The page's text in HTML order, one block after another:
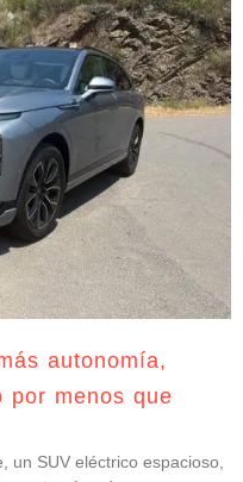
autonomía,
por menos que
un SUV eléctrico espacioso,